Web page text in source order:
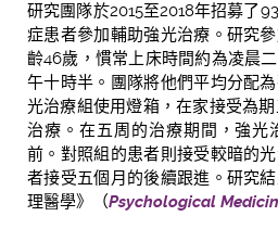
研究團隊於2015至2018年招募了
症患者參加輔助強光治療。研究
齡46歲，慣常上床時間約為凌晨
午十時半。團隊將他們平均分配
光治療組使用燈箱，在家接受為
治療。在五周的治療期間，強光
前。對照組的患者則接受較暗的
者接受五個月的後續跟進。研究
理醫學》（Psychological